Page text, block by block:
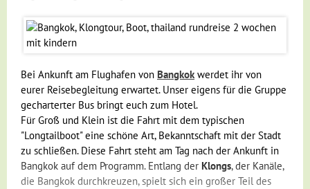
Bei Ankunft am Flughafen von Bangkokwerdet ihr von
eurer Reisebegleitung erwartet. Unser eigens für die Gruppe
gecharterter Bus bringt euch zum Hotel.
Für Groß und Klein ist die Fahrt mit dem typischen
"Longtailboot" eine schöne Art, Bekanntschaft mit der Stadt
zu schließen. Diese Fahrt steht am Tag nach der Ankunft in
Bangkok auf dem Programm. Entlang der Klongs, der Kanäle,
die Bangkok durchkreuzen, spielt sich ein großer Teil des